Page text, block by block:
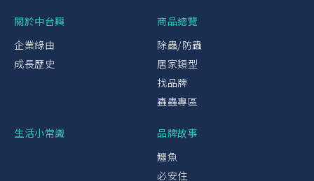
關於中台興
企業緣由
成長歷史
商品總覽
除蟲/防蟲
居家類型
找品牌
蟲蟲專區
生活小常識
品牌故事
鱷魚
必安住